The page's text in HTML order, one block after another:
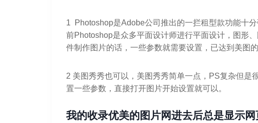
1 Photoshop是Adobe公司推出的一拦租型款功能十
前Photoshop是众多平面设计师进行平面设计，图形
件制作图片的话，一些参数就需要设置，已达到美图的
2 美图秀秀也可以，美图秀秀简单一点，PS复杂但是
置一些参数，直接打开图片开始设置就可以。
我的收录优美的图片网进去后总是显示